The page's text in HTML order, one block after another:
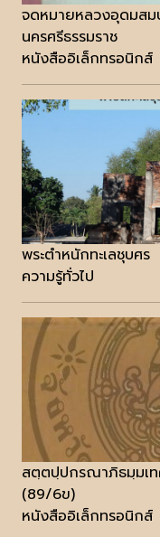
จดหมายหลวงอุดมสม
นครศรีธรรมราช
หนังสืออิเล็กทรอนิกส์
พระตำหนักทะเลชุบศร
ความรู้ทั่วไป
สตฺตปฺปกรณาภิธมฺมเ
(89/6ข)
หนังสืออิเล็กทรอนิกส์